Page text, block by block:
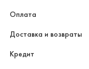
Оплата
Доставка и возвраты
Кредит